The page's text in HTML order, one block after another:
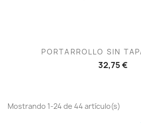
PORTARROLLO SIN
32,75 €
Mostrando 1-24 de 44 artículo(s)